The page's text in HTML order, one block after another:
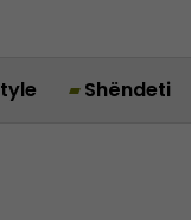
Shëndeti